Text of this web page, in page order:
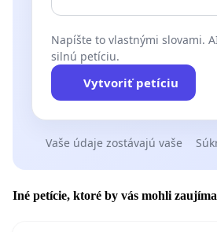
Napíšte to vlastnými slovami.
silnú petíciu.
Vytvoriť petíciu
Vaše údaje zostávajú vaše
Iné petície, ktoré by vás mohli